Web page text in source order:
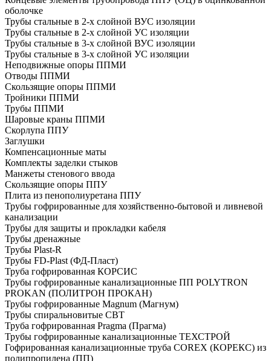
оболочке
Трубы стальные в 2-х слойной ВУС изоляции
Трубы стальные в 2-х слойной УС изоляции
Трубы стальные в 3-х слойной ВУС изоляции
Трубы стальные в 3-х слойной УС изоляции
Неподвижные опоры ППМИ
Отводы ППМИ
Скользящие опоры ППМИ
Тройники ППМИ
Трубы ППМИ
Шаровые краны ППМИ
Скорлупа ППУ
Заглушки
Компенсационные маты
Комплекты заделки стыков
Манжеты стенового ввода
Скользящие опоры ППУ
Плита из пенополиуретана ППУ
Трубы гофрированные для хозяйственно-бытовой и ливневой
канализации
Трубы для защиты и прокладки кабеля
Трубы дренажные
Трубы Plast-R
Трубы FD-Plast (ФД-Пласт)
Труба гофрированная КОРСИС
Трубы гофрированные канализационные ПП POLYTRON
PROKAN (ПОЛИТРОН ПРОКАН)
Трубы гофрированные Magnum (Магнум)
Трубы спиральновитые СВТ
Труба гофрированная Pragma (Прагма)
Трубы гофрированные канализационные ТЕХСТРОЙ
Гофрированная канализационные труба COREX (КОРЕКС) из
полипропилена (ПП)